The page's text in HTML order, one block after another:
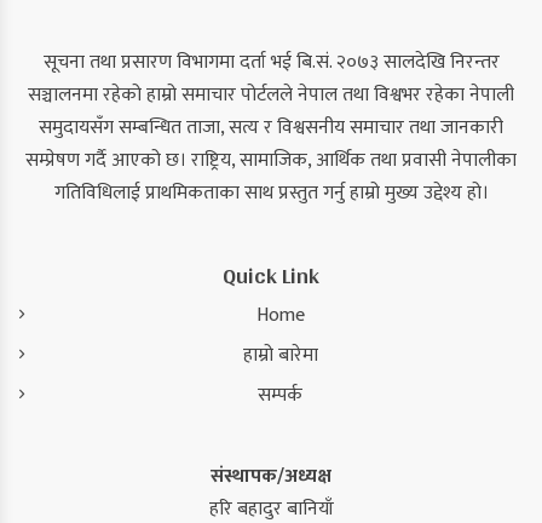
सूचना तथा प्रसारण विभागमा दर्ता भई बि.सं. २०७३ सालदेखि निरन्तर
सञ्चालनमा रहेको हाम्रो समाचार पोर्टलले नेपाल तथा विश्वभर रहेका नेपाली
समुदायसँग सम्बन्धित ताजा, सत्य र विश्वसनीय समाचार तथा जानकारी
सम्प्रेषण गर्दै आएको छ। राष्ट्रिय, सामाजिक, आर्थिक तथा प्रवासी नेपालीका
गतिविधिलाई प्राथमिकताका साथ प्रस्तुत गर्नु हाम्रो मुख्य उद्देश्य हो।
Quick Link
Home
हाम्रो बारेमा
सम्पर्क
संस्थापक/अध्यक्ष
हरि बहादुर बानियाँ